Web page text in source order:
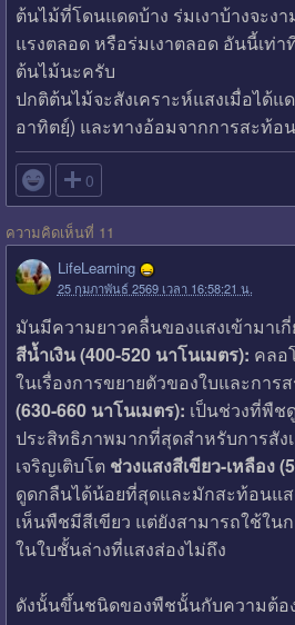
ต้นไม้ที่โดนแดดบ้าง ร่มเงาบ้างจะง
แรงตลอด หรือร่มเงาตลอด อันนี้เท่า
ต้นไม้นะครับ
ปกติต้นไม้จะสังเคราะห์แสงเมื่อได้แ
อาทิตยฺ์) และทางอ้อมจากการสะท้อน
 0
ความคิดเห็นที่ 11
LifeLearning
25 กุมภาพันธ์ 2569 เวลา 16:58:21 น.
มันมีความยาวคลื่นของแสงเข้ามาเ
สีน้ำเงิน (400-520 นาโนเมตร): คลอ
ในเรื่องการขยายตัวของใบและการ
(630-660 นาโนเมตร): เป็นช่วงที่พืช
ประสิทธิภาพมากที่สุดสำหรับการสัง
เจริญเติบโต ช่วงแสงสีเขียว-เหลือง
ดูดกลืนได้น้อยที่สุดและมักสะท้อนแส
เห็นพืชมีสีเขียว แต่ยังสามารถใช้ใน
ในใบชั้นล่างที่แสงส่องไม่ถึง
ดังนั้นขึ้นชนิดของพืชนั้นกับความต้อ